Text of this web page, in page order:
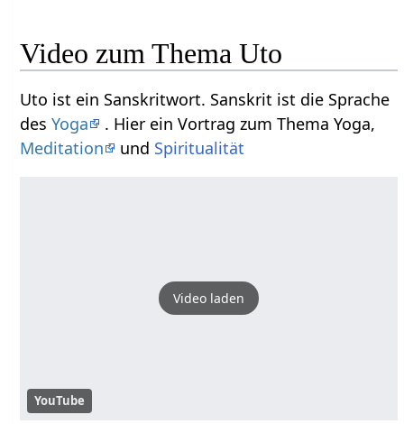
Video zum Thema Uto
Uto ist ein Sanskritwort. Sanskrit ist die Sprache
desYoga
. Hier ein Vortrag zum Thema Yoga,
Meditation
und Spiritualität
Video laden
YouTube